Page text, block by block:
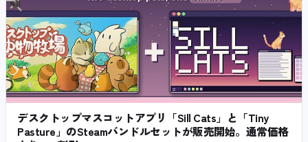
デスクトップマスコットアプリ「Sill Cats」と「Tiny
Pasture」のSteamバンドルセットが販売開始。通常価格